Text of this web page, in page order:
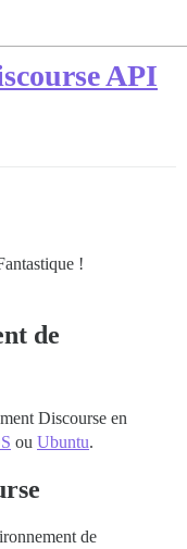
API
!
de
Discourse en
ou Ubuntu.
de